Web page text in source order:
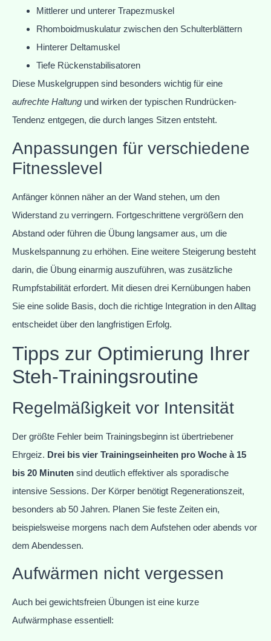
Mittlerer und unterer Trapezmuskel
Rhomboidmuskulatur zwischen den Schulterblättern
Hinterer Deltamuskel
Tiefe Rückenstabilisatoren
Diese Muskelgruppen sind besonders wichtig für eine
aufrechte Haltung und wirken der typischen Rundrücken-
Tendenz entgegen, die durch langes Sitzen entsteht.
Anpassungen für verschiedene
Fitnesslevel
Anfänger können näher an der Wand stehen, um den
Widerstand zu verringern. Fortgeschrittene vergrößern den
Abstand oder führen die Übung langsamer aus, um die
Muskelspannung zu erhöhen. Eine weitere Steigerung besteht
darin, die Übung einarmig auszuführen, was zusätzliche
Rumpfstabilität erfordert. Mit diesen drei Kernübungen haben
Sie eine solide Basis, doch die richtige Integration in den Alltag
entscheidet über den langfristigen Erfolg.
Tipps zur Optimierung Ihrer
Steh-Trainingsroutine
Regelmäßigkeit vor Intensität
Der größte Fehler beim Trainingsbeginn ist übertriebener
Ehrgeiz. Drei bis vier Trainingseinheiten pro Woche à 15
bis 20 Minuten sind deutlich effektiver als sporadische
intensive Sessions. Der Körper benötigt Regenerationszeit,
besonders ab 50 Jahren. Planen Sie feste Zeiten ein,
beispielsweise morgens nach dem Aufstehen oder abends vor
dem Abendessen.
Aufwärmen nicht vergessen
Auch bei gewichtsfreien Übungen ist eine kurze
Aufwärmphase essentiell: